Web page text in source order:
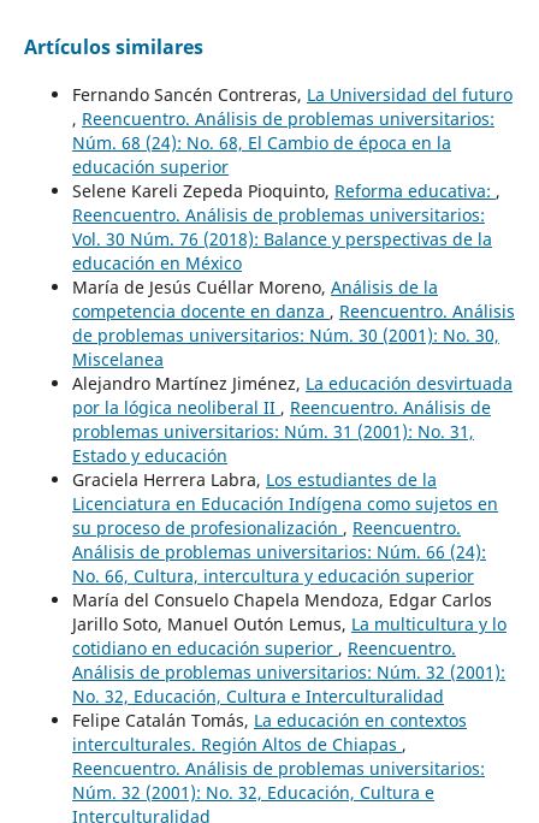
Artículos similares
Fernando Sancén Contreras, La Universidad del futuro
, Reencuentro. Análisis de problemas universitarios:
Núm. 68 (24): No. 68, El Cambio de época en la
educación superior
Selene Kareli Zepeda Pioquinto, Reforma educativa: ,
Reencuentro. Análisis de problemas universitarios:
Vol. 30 Núm. 76 (2018): Balance y perspectivas de la
educación en México
María de Jesús Cuéllar Moreno, Análisis de la
competencia docente en danza , Reencuentro. Análisis
de problemas universitarios: Núm. 30 (2001): No. 30,
Miscelanea
Alejandro Martínez Jiménez, La educación desvirtuada
por la lógica neoliberal II , Reencuentro. Análisis de
problemas universitarios: Núm. 31 (2001): No. 31,
Estado y educación
Graciela Herrera Labra, Los estudiantes de la
Licenciatura en Educación Indígena como sujetos en
su proceso de profesionalización , Reencuentro.
Análisis de problemas universitarios: Núm. 66 (24):
No. 66, Cultura, intercultura y educación superior
María del Consuelo Chapela Mendoza, Edgar Carlos
Jarillo Soto, Manuel Outón Lemus, La multicultura y lo
cotidiano en educación superior , Reencuentro.
Análisis de problemas universitarios: Núm. 32 (2001):
No. 32, Educación, Cultura e Interculturalidad
Felipe Catalán Tomás, La educación en contextos
interculturales. Región Altos de Chiapas ,
Reencuentro. Análisis de problemas universitarios:
Núm. 32 (2001): No. 32, Educación, Cultura e
Interculturalidad